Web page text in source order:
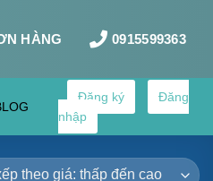
HÀNG 0915599363
Đăng ký
Đăng
nhập